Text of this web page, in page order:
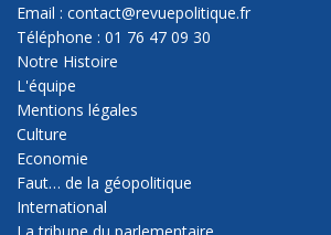
Email : contact@revuepolitique.fr
Téléphone : 01 76 47 09 30
Notre Histoire
L'équipe
Mentions légales
Culture
Economie
Faut… de la géopolitique
International
La tribune du parlementaire